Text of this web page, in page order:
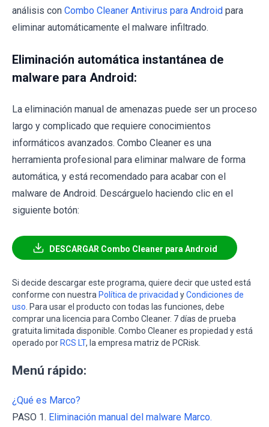
análisis con Combo Cleaner Antivirus para Android para
eliminar automáticamente el malware infiltrado.
Eliminación automática instantánea de
malware para Android:
La eliminación manual de amenazas puede ser un proceso
largo y complicado que requiere conocimientos
informáticos avanzados. Combo Cleaner es una
herramienta profesional para eliminar malware de forma
automática, y está recomendado para acabar con el
malware de Android. Descárguelo haciendo clic en el
siguiente botón:
DESCARGAR Combo Cleaner para Android
Si decide descargar este programa, quiere decir que usted está
conforme con nuestra Política de privacidad yCondiciones de
uso . Para usar el producto con todas las funciones, debe
comprar una licencia para Combo Cleaner. 7 días de prueba
gratuita limitada disponible. Combo Cleaner es propiedad y está
operado porRCS LT, la empresa matriz de PCRisk.
Menú rápido:
¿Qué es Marco?
PASO 1. Eliminación manual del malware Marco.